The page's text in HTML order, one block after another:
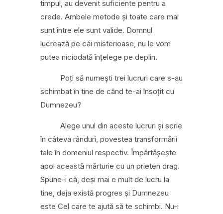
timpul, au devenit suficiente pentru a
crede. Ambele metode și toate care mai
sunt între ele sunt valide. Domnul
lucrează pe căi misterioase, nu le vom
putea niciodată înțelege pe deplin.
Poți să numești trei lucruri care s-au
schimbat în tine de când te-ai însoțit cu
Dumnezeu?
Alege unul din aceste lucruri și scrie
în câteva rânduri, povestea transformării
tale în domeniul respectiv. Împărtășește
apoi această mărturie cu un prieten drag.
Spune-i că, deși mai e mult de lucru la
tine, deja există progres și Dumnezeu
este Cel care te ajută să te schimbi. Nu-i